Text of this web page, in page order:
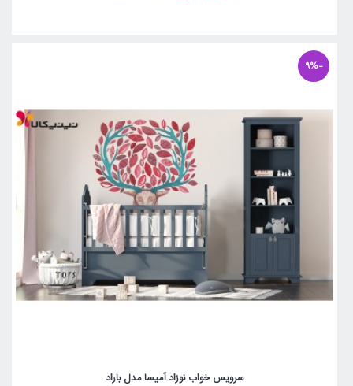
-9%
سرویس خواب نوزاد آمیسا مدل باراد